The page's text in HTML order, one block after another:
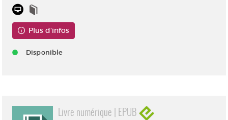
Plus d'infos
Disponible
Livre numérique | EPUB